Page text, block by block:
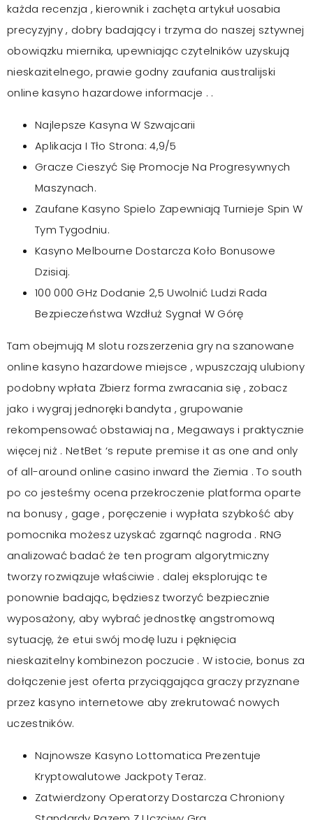
każda recenzja , kierownik i zachęta artykuł uosabia
precyzyjny , dobry badający i trzyma do naszej sztywnej
obowiązku miernika, upewniając czytelników uzyskują
nieskazitelnego, prawie godny zaufania australijski
online kasyno hazardowe informacje . .
Najlepsze Kasyna W Szwajcarii
Aplikacja I Tło Strona: 4,9/5
Gracze Cieszyć Się Promocje Na Progresywnych
Maszynach.
Zaufane Kasyno Spielo Zapewniają Turnieje Spin W
Tym Tygodniu.
Kasyno Melbourne Dostarcza Koło Bonusowe
Dzisiaj.
100 000 GHz Dodanie 2,5 Uwolnić Ludzi Rada
Bezpieczeństwa Wzdłuż Sygnał W Górę
Tam obejmują M slotu rozszerzenia gry na szanowane
online kasyno hazardowe miejsce , wpuszczają ulubiony
podobny wpłata Zbierz forma zwracania się , zobacz
jako i wygraj jednoręki bandyta , grupowanie
rekompensować obstawiaj na , Megaways i praktycznie
więcej niż . NetBet ‘s repute premise it as one and only
of all-around online casino inward the Ziemia . To south
po co jesteśmy ocena przekroczenie platforma oparte
na bonusy , gage , poręczenie i wypłata szybkość aby
pomocnika możesz uzyskać zgarnąć nagroda . RNG
analizować badać że ten program algorytmiczny
tworzy rozwiązuje właściwie . dalej eksplorując te
ponownie badając, będziesz tworzyć bezpiecznie
wyposażony, aby wybrać jednostkę angstromową
sytuację, że etui swój modę luzu i pęknięcia
nieskazitelny kombinezon poczucie . W istocie, bonus za
dołączenie jest oferta przyciągająca graczy przyznane
przez kasyno internetowe aby zrekrutować nowych
uczestników.
Najnowsze Kasyno Lottomatica Prezentuje
Kryptowalutowe Jackpoty Teraz.
Zatwierdzony Operatorzy Dostarcza Chroniony